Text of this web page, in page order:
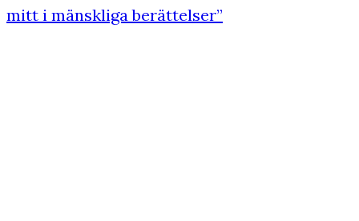
mitt i mänskliga berättelser”